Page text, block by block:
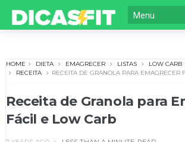
HOME DIETA EMAGRECER LISTAS LOW CARB
RECEITA
RECEITA DE GRANOLA PARA EMAGRECER
Receita de Granola para
Fácil e Low Carb